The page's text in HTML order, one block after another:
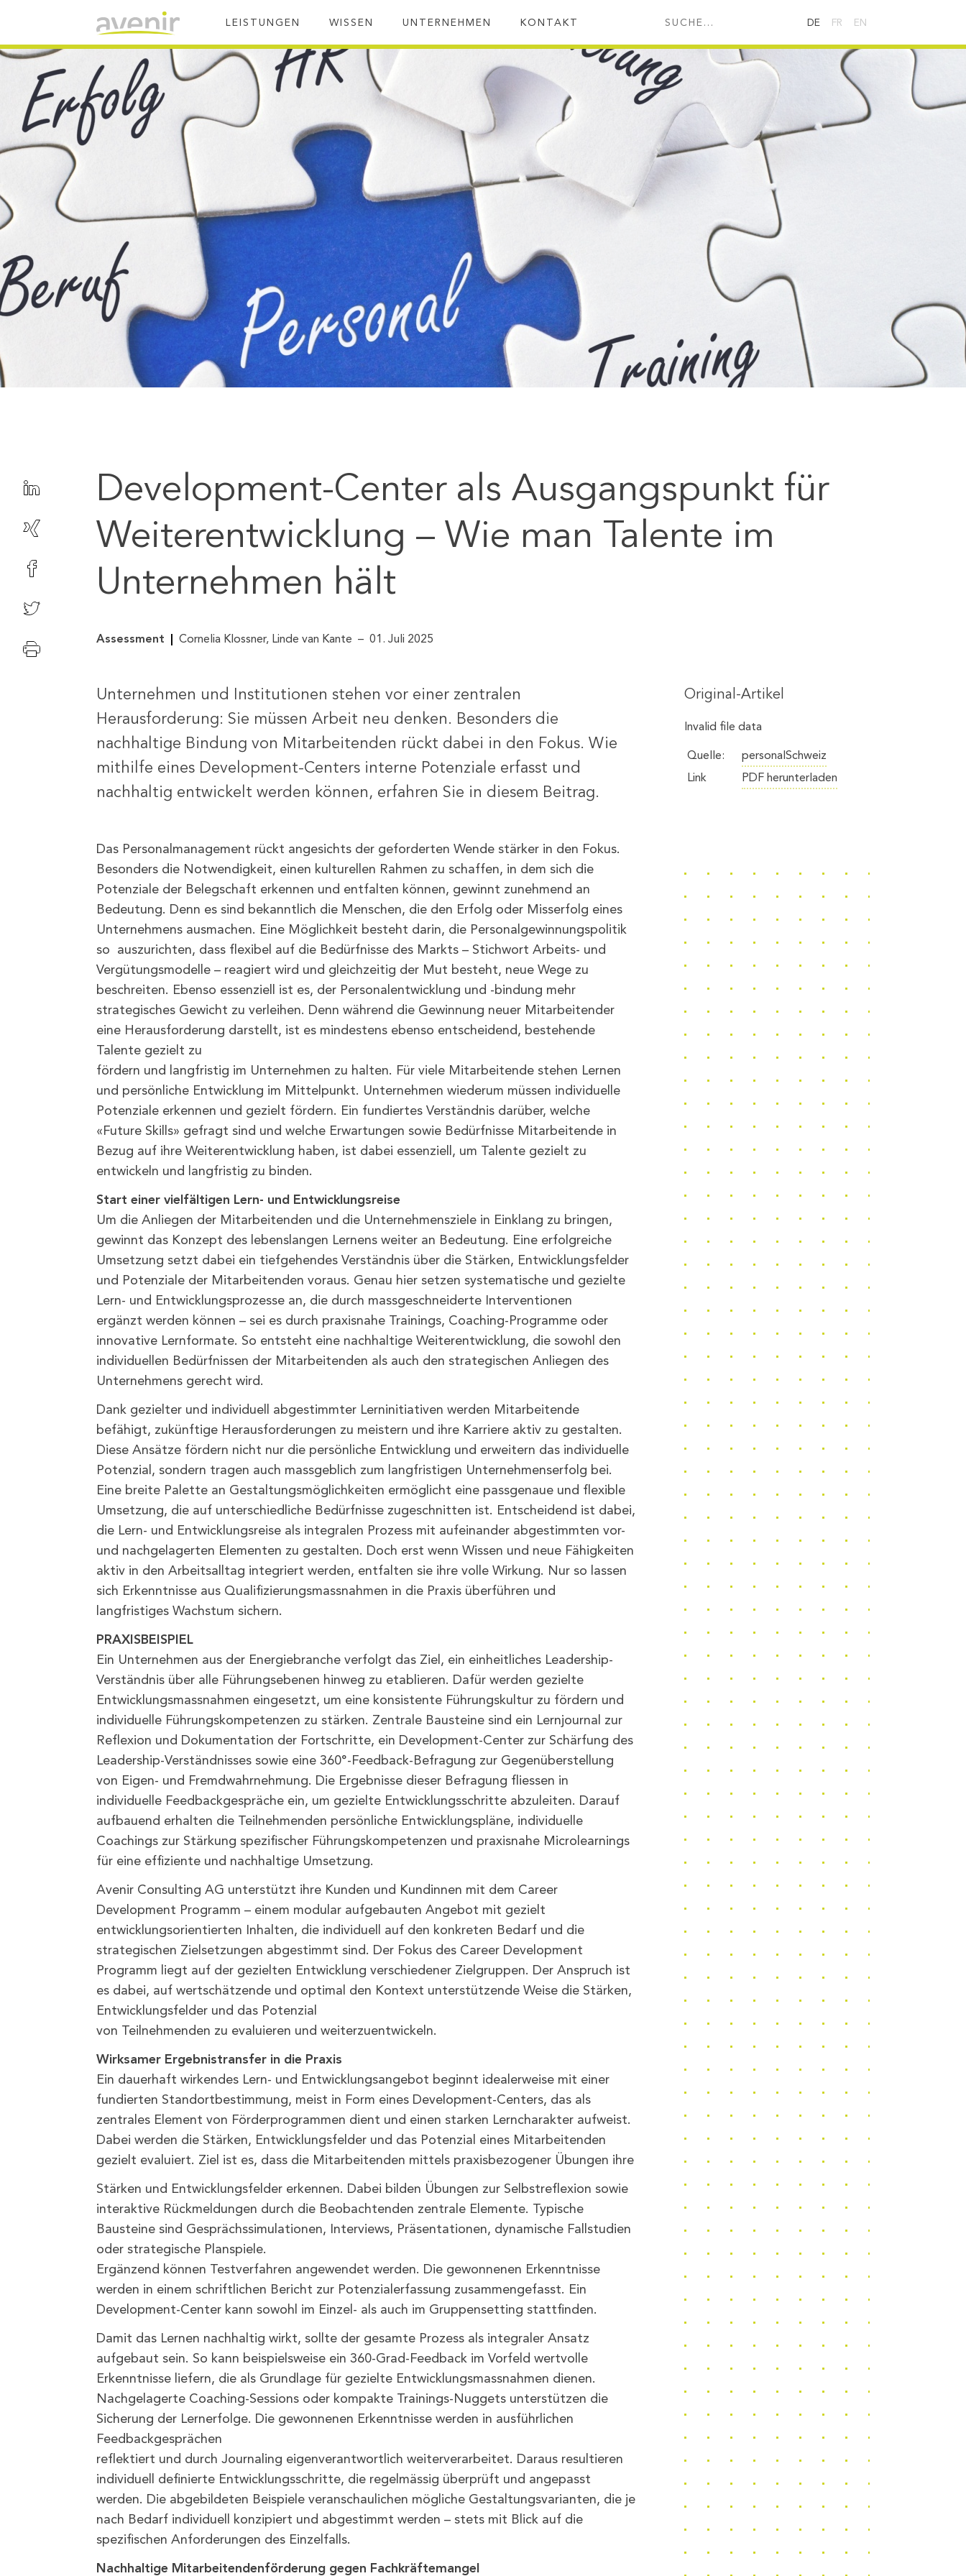
LEISTUNGEN WISSEN UNTERNEHMEN KONTAKT SUCHE... DE FR EN
Development-Center als Ausgangspunkt für
Weiterentwicklung – Wie man Talente im
Unternehmen hält
Assessment Cornelia Klossner, Linde van Kante 01. Juli 2025
Unternehmen und Institutionen stehen vor einer zentralen
Herausforderung: Sie müssen Arbeit neu denken. Besonders die
nachhaltige Bindung von Mitarbeitenden rückt dabei in den Fokus. Wie
mithilfe eines Development-Centers interne Potenziale erfasst und
nachhaltig entwickelt werden können, erfahren Sie in diesem Beitrag.
Das Personalmanagement rückt angesichts der geforderten Wende stärker in den Fokus.
Besonders die Notwendigkeit, einen kulturellen Rahmen zu schaffen, in dem sich die
Potenziale der Belegschaft erkennen und entfalten können, gewinnt zunehmend an
Bedeutung. Denn es sind bekanntlich die Menschen, die den Erfolg oder Misserfolg eines
Unternehmens ausmachen. Eine Möglichkeit besteht darin, die Personalgewinnungspolitik
so auszurichten, dass flexibel auf die Bedürfnisse des Markts – Stichwort Arbeits- und
Vergütungsmodelle – reagiert wird und gleichzeitig der Mut besteht, neue Wege zu
beschreiten. Ebenso essenziell ist es, der Personalentwicklung und -bindung mehr
strategisches Gewicht zu verleihen. Denn während die Gewinnung neuer Mitarbeitender
eine Herausforderung darstellt, ist es mindestens ebenso entscheidend, bestehende
Talente gezielt zu
fördern und langfristig im Unternehmen zu halten. Für viele Mitarbeitende stehen Lernen
und persönliche Entwicklung im Mittelpunkt. Unternehmen wiederum müssen individuelle
Potenziale erkennen und gezielt fördern. Ein fundiertes Verständnis darüber, welche
«Future Skills» gefragt sind und welche Erwartungen sowie Bedürfnisse Mitarbeitende in
Bezug auf ihre Weiterentwicklung haben, ist dabei essenziell, um Talente gezielt zu
entwickeln und langfristig zu binden.
Start einer vielfältigen Lern- und Entwicklungsreise
Um die Anliegen der Mitarbeitenden und die Unternehmensziele in Einklang zu bringen,
gewinnt das Konzept des lebenslangen Lernens weiter an Bedeutung. Eine erfolgreiche
Umsetzung setzt dabei ein tiefgehendes Verständnis über die Stärken, Entwicklungsfelder
und Potenziale der Mitarbeitenden voraus. Genau hier setzen systematische und gezielte
Lern- und Entwicklungsprozesse an, die durch massgeschneiderte Interventionen
ergänzt werden können – sei es durch praxisnahe Trainings, Coaching-Programme oder
innovative Lernformate. So entsteht eine nachhaltige Weiterentwicklung, die sowohl den
individuellen Bedürfnissen der Mitarbeitenden als auch den strategischen Anliegen des
Unternehmens gerecht wird.
Dank gezielter und individuell abgestimmter Lerninitiativen werden Mitarbeitende
befähigt, zukünftige Herausforderungen zu meistern und ihre Karriere aktiv zu gestalten.
Diese Ansätze fördern nicht nur die persönliche Entwicklung und erweitern das individuelle
Potenzial, sondern tragen auch massgeblich zum langfristigen Unternehmenserfolg bei.
Eine breite Palette an Gestaltungsmöglichkeiten ermöglicht eine passgenaue und flexible
Umsetzung, die auf unterschiedliche Bedürfnisse zugeschnitten ist. Entscheidend ist dabei,
die Lern- und Entwicklungsreise als integralen Prozess mit aufeinander abgestimmten vor-
und nachgelagerten Elementen zu gestalten. Doch erst wenn Wissen und neue Fähigkeiten
aktiv in den Arbeitsalltag integriert werden, entfalten sie ihre volle Wirkung. Nur so lassen
sich Erkenntnisse aus Qualifizierungsmassnahmen in die Praxis überführen und
langfristiges Wachstum sichern.
PRAXISBEISPIEL
Ein Unternehmen aus der Energiebranche verfolgt das Ziel, ein einheitliches Leadership-
Verständnis über alle Führungsebenen hinweg zu etablieren. Dafür werden gezielte
Entwicklungsmassnahmen eingesetzt, um eine konsistente Führungskultur zu fördern und
individuelle Führungskompetenzen zu stärken. Zentrale Bausteine sind ein Lernjournal zur
Reflexion und Dokumentation der Fortschritte, ein Development-Center zur Schärfung des
Leadership-Verständnisses sowie eine 360°-Feedback-Befragung zur Gegenüberstellung
von Eigen- und Fremdwahrnehmung. Die Ergebnisse dieser Befragung fliessen in
individuelle Feedbackgespräche ein, um gezielte Entwicklungsschritte abzuleiten. Darauf
aufbauend erhalten die Teilnehmenden persönliche Entwicklungspläne, individuelle
Coachings zur Stärkung spezifischer Führungskompetenzen und praxisnahe Microlearnings
für eine effiziente und nachhaltige Umsetzung.
Avenir Consulting AG unterstützt ihre Kunden und Kundinnen mit dem Career
Development Programm – einem modular aufgebauten Angebot mit gezielt
entwicklungsorientierten Inhalten, die individuell auf den konkreten Bedarf und die
strategischen Zielsetzungen abgestimmt sind. Der Fokus des Career Development
Programm liegt auf der gezielten Entwicklung verschiedener Zielgruppen. Der Anspruch ist
es dabei, auf wertschätzende und optimal den Kontext unterstützende Weise die Stärken,
Entwicklungsfelder und das Potenzial
von Teilnehmenden zu evaluieren und weiterzuentwickeln.
Wirksamer Ergebnistransfer in die Praxis
Ein dauerhaft wirkendes Lern- und Entwicklungsangebot beginnt idealerweise mit einer
fundierten Standortbestimmung, meist in Form eines Development-Centers, das als
zentrales Element von Förderprogrammen dient und einen starken Lerncharakter aufweist.
Dabei werden die Stärken, Entwicklungsfelder und das Potenzial eines Mitarbeitenden
gezielt evaluiert. Ziel ist es, dass die Mitarbeitenden mittels praxisbezogener Übungen ihre
Stärken und Entwicklungsfelder erkennen. Dabei bilden Übungen zur Selbstreflexion sowie
interaktive Rückmeldungen durch die Beobachtenden zentrale Elemente. Typische
Bausteine sind Gesprächssimulationen, Interviews, Präsentationen, dynamische Fallstudien
oder strategische Planspiele.
Ergänzend können Testverfahren angewendet werden. Die gewonnenen Erkenntnisse
werden in einem schriftlichen Bericht zur Potenzialerfassung zusammengefasst. Ein
Development-Center kann sowohl im Einzel- als auch im Gruppensetting stattfinden.
Damit das Lernen nachhaltig wirkt, sollte der gesamte Prozess als integraler Ansatz
aufgebaut sein. So kann beispielsweise ein 360-Grad-Feedback im Vorfeld wertvolle
Erkenntnisse liefern, die als Grundlage für gezielte Entwicklungsmassnahmen dienen.
Nachgelagerte Coaching-Sessions oder kompakte Trainings-Nuggets unterstützen die
Sicherung der Lernerfolge. Die gewonnenen Erkenntnisse werden in ausführlichen
Feedbackgesprächen
reflektiert und durch Journaling eigenverantwortlich weiterverarbeitet. Daraus resultieren
individuell definierte Entwicklungsschritte, die regelmässig überprüft und angepasst
werden. Die abgebildeten Beispiele veranschaulichen mögliche Gestaltungsvarianten, die je
nach Bedarf individuell konzipiert und abgestimmt werden – stets mit Blick auf die
spezifischen Anforderungen des Einzelfalls.
Nachhaltige Mitarbeitendenförderung gegen Fachkräftemangel
Original-Artikel
Invalid file data
Quelle:
personalSchweiz
Link
PDF herunterladen